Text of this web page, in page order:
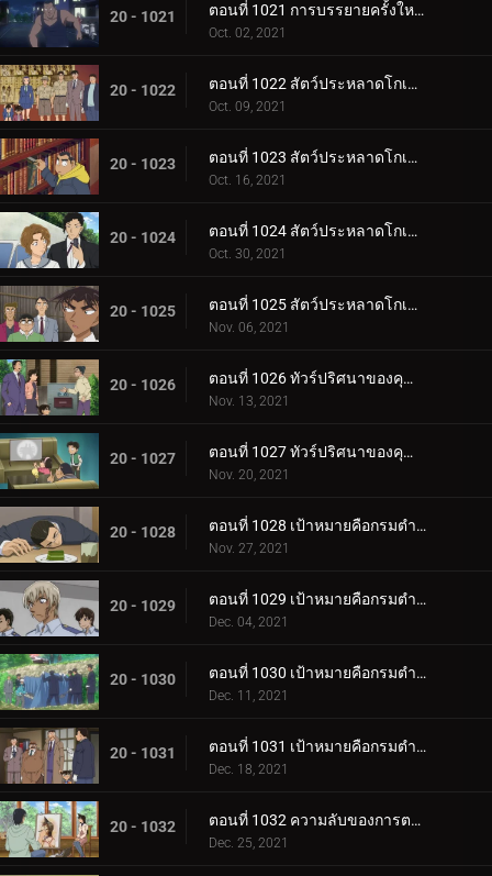
20 - 1021 ตอนที่ 1021 การบรรยายครั้งใหญ่ของโมริ โคโกโร่ (ตอนจบ)
Oct. 02, 2021
20 - 1022 ตอนที่ 1022 สัตว์ประหลาดโกเมล่า ปะทะ คาเมนไยบะ (ปฐมบท)
Oct. 09, 2021
20 - 1023 ตอนที่ 1023 สัตว์ประหลาดโกเมล่า ปะทะ คาเมนไยบะ (ทำลาย)
Oct. 16, 2021
20 - 1024 ตอนที่ 1024 สัตว์ประหลาดโกเมล่า ปะทะ คาเมนไยบะ (ไล่ล่า)
Oct. 30, 2021
20 - 1025 ตอนที่ 1025 สัตว์ประหลาดโกเมล่า ปะทะ คาเมนไยบะ (บทสรุป)
Nov. 06, 2021
20 - 1026 ตอนที่ 1026 ทัวร์ปริศนาของคุณหนูคางะ (ตอนแรก)
Nov. 13, 2021
20 - 1027 ตอนที่ 1027 ทัวร์ปริศนาของคุณหนูคางะ (ตอนจบ)
Nov. 20, 2021
20 - 1028 ตอนที่ 1028 เป้าหมายคือกรมตำรวจนครบาลแผนกจราจร (ตอนแรก)
Nov. 27, 2021
20 - 1029 ตอนที่ 1029 เป้าหมายคือกรมตำรวจนครบาลแผนกจราจร (ตอนสอง)
Dec. 04, 2021
20 - 1030 ตอนที่ 1030 เป้าหมายคือกรมตำรวจนครบาลแผนกจราจร (ตอนสาม)
Dec. 11, 2021
20 - 1031 ตอนที่ 1031 เป้าหมายคือกรมตำรวจนครบาลแผนกจราจร (ตอนสี่)
Dec. 18, 2021
20 - 1032 ตอนที่ 1032 ความลับของการตามหาภรรยา
Dec. 25, 2021